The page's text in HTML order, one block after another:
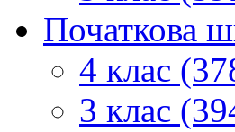
Початкова
4 клас
3 клас